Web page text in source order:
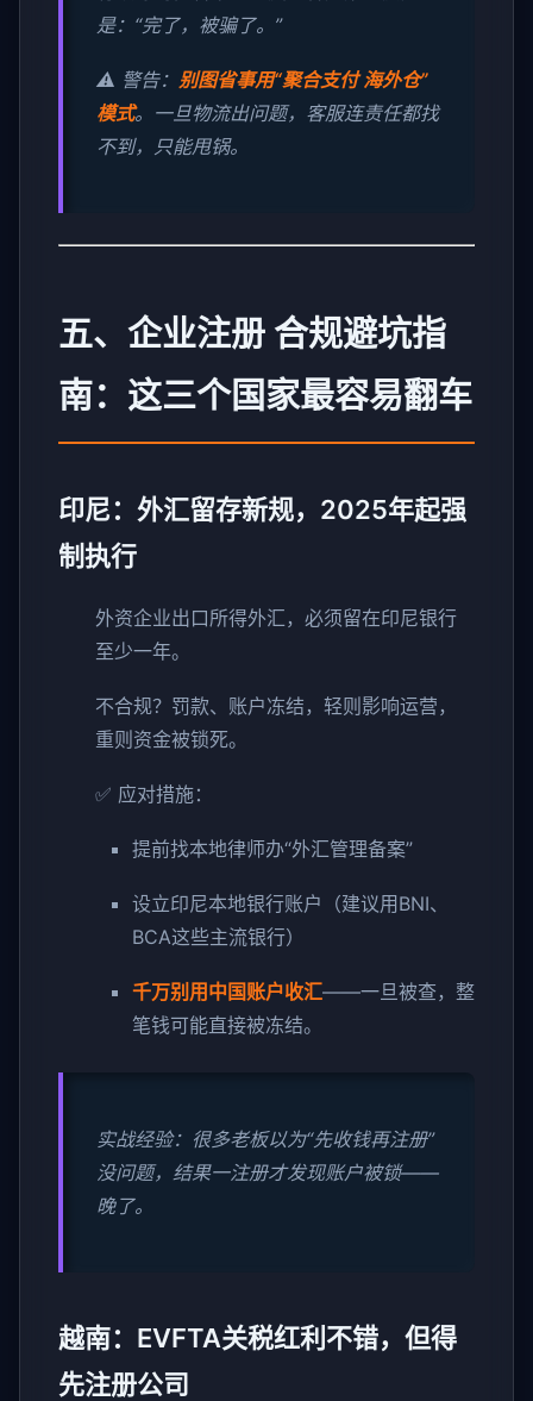
是：“完了，被骗了。”
⚠️ 警告： 别图省事用“聚合支付 海外仓”
模式。一旦物流出问题，客服连责任都找
不到，只能甩锅。
五、企业注册 合规避坑指
南：这三个国家最容易翻车
印尼：外汇留存新规，2025年起强
制执行
外资企业出口所得外汇，必须留在印尼银行
至少一年。
不合规？罚款、账户冻结，轻则影响运营，
重则资金被锁死。
✅ 应对措施：
提前找本地律师办“外汇管理备案”
设立印尼本地银行账户（建议用BNI、
BCA这些主流银行）
千万别用中国账户收汇——一旦被查，整
笔钱可能直接被冻结。
实战经验：很多老板以为“先收钱再注册”
没问题，结果一注册才发现账户被锁——
晚了。
越南：EVFTA关税红利不错，但得
先注册公司